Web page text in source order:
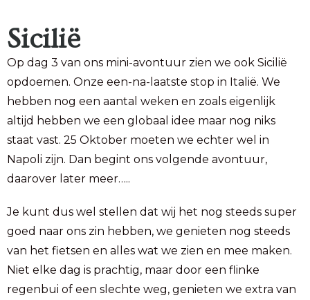
Sicilië
Op dag 3 van ons mini-avontuur zien we ook Sicilië
opdoemen. Onze een-na-laatste stop in Italië. We
hebben nog een aantal weken en zoals eigenlijk
altijd hebben we een globaal idee maar nog niks
staat vast. 25 Oktober moeten we echter wel in
Napoli zijn. Dan begint ons volgende avontuur,
daarover later meer…..
Je kunt dus wel stellen dat wij het nog steeds super
goed naar ons zin hebben, we genieten nog steeds
van het fietsen en alles wat we zien en mee maken.
Niet elke dag is prachtig, maar door een flinke
regenbui of een slechte weg, genieten we extra van